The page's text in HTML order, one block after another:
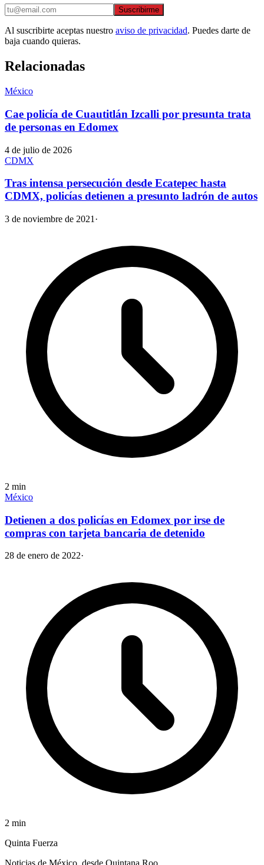
Suscribirme
Al suscribirte aceptas nuestro aviso de privacidad. Puedes darte de
baja cuando quieras.
Relacionadas
México
Cae policía de Cuautitlán Izcalli por presunta trata
de personas en Edomex
4 de julio de 2026
CDMX
Tras intensa persecución desde Ecatepec hasta
CDMX, policías detienen a presunto ladrón de autos
3 de noviembre de 2021 ·
2 min
México
Detienen a dos policías en Edomex por irse de
compras con tarjeta bancaria de detenido
28 de enero de 2022·
2 min
Quinta Fuerza